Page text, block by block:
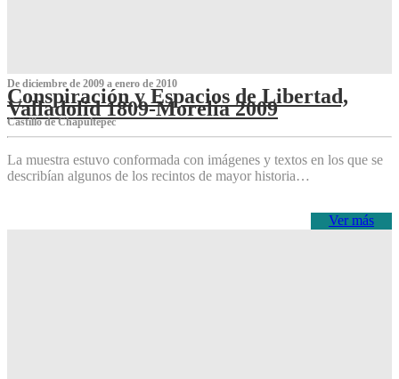
De diciembre de 2009 a enero de 2010
Conspiración y Espacios de Libertad,
Valladolid 1809-Morelia 2009
Castillo de Chapultepec
La muestra estuvo conformada con imágenes y textos en los que se
describían algunos de los recintos de mayor historia…
Ver más